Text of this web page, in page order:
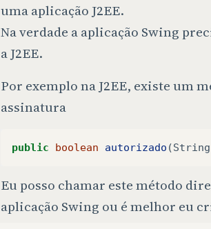
uma aplicação J2EE.
Na verdade a aplicação Swing
a J2EE.
Por exemplo na J2EE, existe um
assinatura
public boolean autorizado (String
Eu posso chamar este método
aplicação Swing ou é melhor eu